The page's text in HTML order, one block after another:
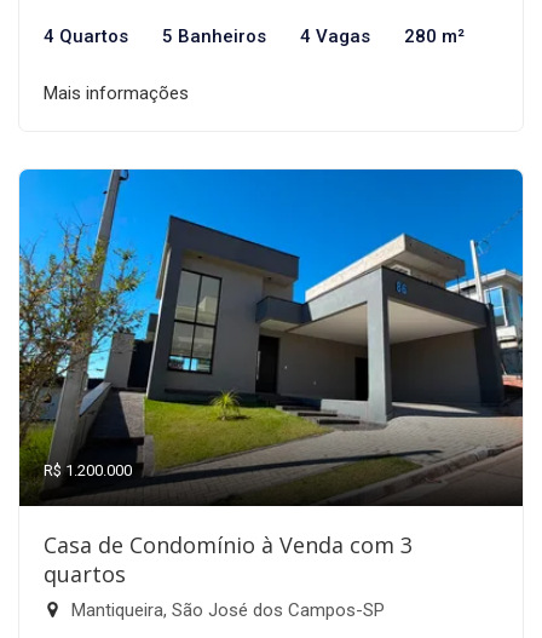
4 Quartos 5 Banheiros 4 Vagas 280 m²
Mais informações
R$ 1.200.000
Casa de Condomínio à Venda com 3
quartos
Mantiqueira, São José dos Campos-SP